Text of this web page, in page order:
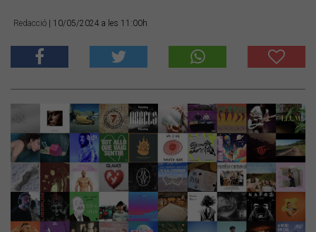
Redacció | 10/05/2024 a les 11:00h